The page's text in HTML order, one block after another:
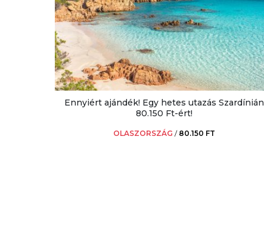
Ennyiért ajándék! Egy hetes utazás Szardínián
80.150 Ft-ért!
OLASZORSZÁG / 80.150 FT